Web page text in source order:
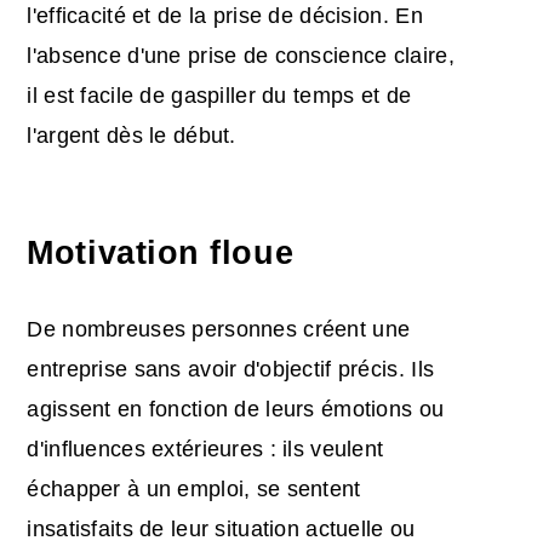
l'efficacité et de la prise de décision. En
l'absence d'une prise de conscience claire,
il est facile de gaspiller du temps et de
l'argent dès le début.
Motivation floue
De nombreuses personnes créent une
entreprise sans avoir d'objectif précis. Ils
agissent en fonction de leurs émotions ou
d'influences extérieures : ils veulent
échapper à un emploi, se sentent
insatisfaits de leur situation actuelle ou